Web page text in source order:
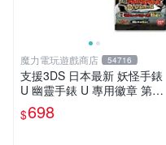
魔力電玩遊戲商店 54716
支援3DS 日本最新 妖怪手錶
U 幽靈手錶 U 專用徽章 第三
幕 鬼島篇 整盒12包 【板橋魔
力】
$698